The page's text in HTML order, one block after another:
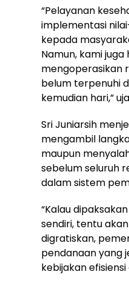
“Pelayanan
implementasi
kepada
Namun, kami
mengoperasikan
belum terpenuhi
kemudian hari,”
Sri Juniarsih
mengambil
maupun
sebelum seluruh
dalam sistem
“Kalau
sendiri, tentu
digratiskan,
pendanaan yang
kebijakan